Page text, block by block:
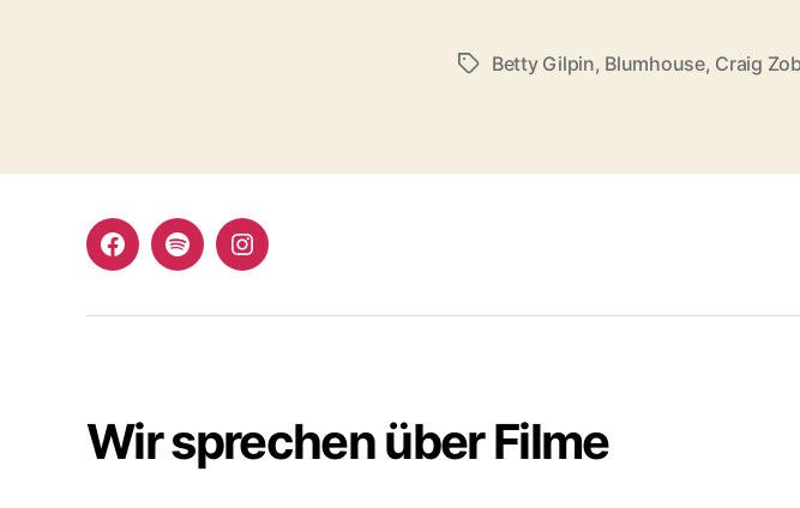
Schlagwörter
Betty Gilpin, Blumhouse, Craig
FacebookSpotifyInstagram
Wir sprechen über Filme